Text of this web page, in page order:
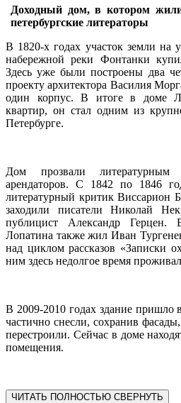
Доходный дом, в котором
петербургские литераторы
В 1820-х годах участок земли на
набережной реки Фонтанки
Здесь уже были построены два
проекту архитектора Василия
один корпус. В итоге в доме
квартир, он стал одним из
Петербурге.
Дом прозвали
арендаторов. С 1842 по 1846
литературный критик Виссарион
заходили писатели Николай
публицист Александр
Лопатина также жил Иван
над циклом рассказов «Записки
ним здесь недолгое время
В 2009-2010 годах здание пришло
частично снесли, сохранив
перестроили. Сейчас в доме
помещения.
ЧИТАТЬ ПОЛНОСТЬЮ СВЕРНУТЬ